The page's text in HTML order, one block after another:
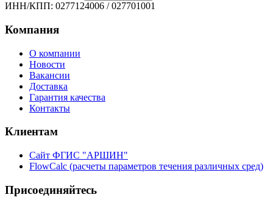
ИНН/КПП: 0277124006 / 027701001
Компания
О компании
Новости
Вакансии
Доставка
Гарантия качества
Контакты
Клиентам
Сайт ФГИС "АРШИН"
FlowCalc (расчеты параметров течения различных сред)
Присоединяйтесь